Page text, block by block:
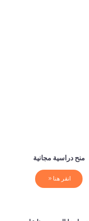
دراسية مجانية
انقر هنا